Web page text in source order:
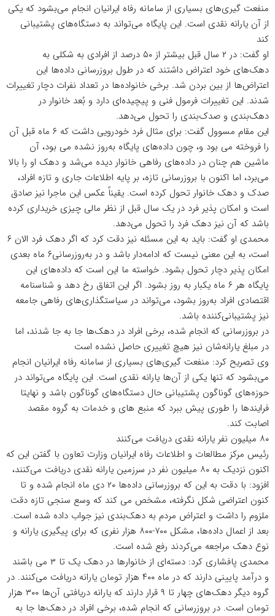
منفعت گیری‌های بسیاری از سامانه رفاه ایرانیان انجام می‌بشود که یکی
از آن یارانه نقدی است. این پایگاه می‌تواند به دستگاه‌های پشتیبانی
کند
او گفت: در ۲ سال قبل بیشتر از ۵۰ درصد از افرادی به شکلی به
دهک‌های خود اعتراض داشتند که در طول بروزرسانی داده‌ها این
اعتراض‌ها از بین بردن شد. برخی خانواده‌ها در تعداد نفرات دچار تغییرات
شدند. این تغییرات فرمول فنی و پیچیده‌ای دارد و بُعد خانوار در
دهک‌بندی و صدک‌بندی را تحول می‌دهد.
این مقام مسوول گفت: برای مثال فرد خودرویی داشت که ۶ ماه قبل آن
را فروخته می بود و، چون داده‌های پایگاه به‌روز نشده می بود، آن
ماشین هم چنان در داده‌های رفاهی خانوار دیده می‌شد و دهک او را بالا
می‌برد، اما اکنون با بروزرسانی تازه، بر پایه اطلاعات جاری و تازه افراد،
صدک و دهک خانوار تحول کرده است. یقیناً عکس این ماجرا نیز صادق
است و امکان پذیر فرد در یک سال قبل از نظر مالی چیزی خریداری کرده
باشد که آن نیز دهک فرد را تحول می‌دهد.
محمدی او گفت: باید به این مسئله نیز دقت کرد که اگر دهک فرد الان ۶
است، به این معنی نیست که ادامه‌دار باشد و در به‌روزرسانی۶ ماه بعدی
امکان پذیر دچار تحول بشود. خواسته ما این است که داده‌های این
پایگاه هر ۶ ماه یکبار به روز بشود. اگر این اتفاق رخ دهد و شناسنامه
اقتصادی افراد به‌روز بشود، می‌تواند در سیاستگذاری‌های رفاهی جامعه
نیز پشتیبانی‌کننده باشد.
در بروزرسانی که انجام شده، برخی افراد در دهک‌ها جا به جا شدند، اما
در مبلغ یارانه‌شان نیز هیچ تغییری حاصل نشده است
وی تصریح کرد: منفعت گیری‌های بسیاری از سامانه رفاه ایرانیان انجام
می‌بشود که تنها یکی از آن‌ها یارانه نقدی است. این پایگاه می‌تواند در
حوزه‌های گوناگون پشتیبانی حال دستگاه‌های گوناگون باشد و نهایتا
فرایندها را طوری پیش ببرد که منبع های و خدمات به گروه مقصد
اصابت کند.
۸۰ میلیون نفر یارانه نقدی دریافت می‌کنند
رئیس مرکز مطالعات و اطلاعات رفاه ایرانیان وزارت تعاون با گفتن این که
اکنون نزدیک به ۸۰ میلیون نفر در سرزمین یارانه نقدی دریافت می‌کنند،
افزود: با دقت به این که بروزرسانی داده‌ها ۲۰ دی ماه انجام شده و تا
کنون اعتراضی شکل نگرفته، مشخص می کند که وسع سنجی تازه دقت
ملزوم را داشت و اعتراض مردم به دهک‌بندی نیز جواب داده شده است.
بعد از اعمال داده‌ها، مشکل ۷۰۰-۸۰۰ هزار نفری که برای پیگیری یارانه و
نوع دهک مراجعه می‌کردند رفع شده است.
محمدی پافشاری کرد: دسته‌ای از خانوارها در دهک یک تا ۳ می باشند
و درآمد پایینی دارند که در ماه ۴۰۰ هزار تومان یارانه دریافت می‌کنند. در
گروه دیگر دهک‌های چهار تا ۹ قرار دارند که یارانه دریافتی آن‌ها ۳۰۰ هزار
تومان است. در بروزرسانی که انجام شده، برخی افراد در دهک‌ها جا به